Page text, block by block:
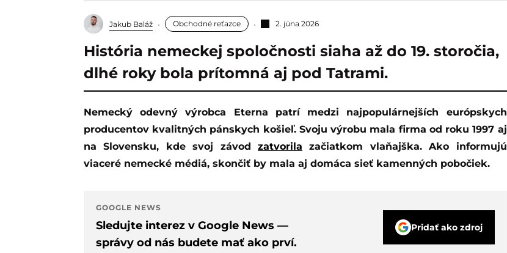
Jakub Baláž Obchodné reťazce 2. júna 2026
História nemeckej spoločnosti siaha až do 19. storočia,
dlhé roky bola prítomná aj pod Tatrami.
Nemecký odevný výrobca Eterna patrí medzi najpopulárnejších európskych
producentov kvalitných pánskych košieľ. Svoju výrobu mala firma od roku 1997 aj
na Slovensku, kde svoj závodzatvorila začiatkom vlaňajška. Ako informujú
viaceré nemecké médiá, skončiť by mala aj domáca sieť kamenných pobočiek.
GOOGLE NEWS
Sledujte interez v Google News —
správy od nás budete mať ako prví.
Pridať ako zdroj